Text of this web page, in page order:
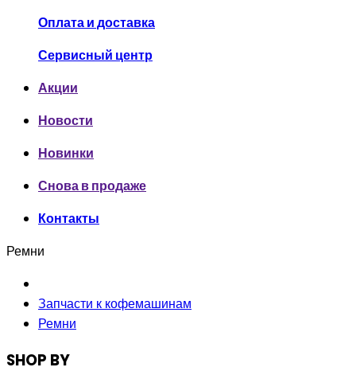
Оплата и доставка
Сервисный центр
Акции
Новости
Новинки
Снова в продаже
Контакты
Ремни
Запчасти к кофемашинам
Ремни
SHOP BY